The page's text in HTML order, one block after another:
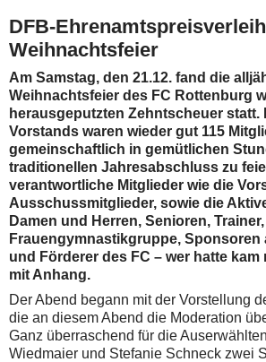
DFB-
Weihnachtsfeier
Am Samstag, den 21.12. fand die
Weihnachtsfeier des FC Rottenburg
herausgeputzten Zehntscheuer statt.
Vorstands waren wieder gut 115
gemeinschaftlich in gemütlichen
traditionellen Jahresabschluss zu
verantwortliche Mitglieder wie die
Ausschussmitglieder, sowie die
Damen und Herren, Senioren,
Frauengymnastikgruppe, Sponsoren
und Förderer des FC – wer hatte
mit Anhang.
Der Abend begann mit der Vorstellung
die an diesem Abend die Moderation
Ganz überraschend für die
Wiedmaier und Stefanie Schneck zwei